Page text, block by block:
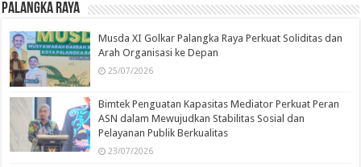
Palangka Raya
Musda XI Golkar Palangka Raya Perkuat Soliditas dan
Arah Organisasi ke Depan
25/07/2026
Bimtek Penguatan Kapasitas Mediator Perkuat Peran
ASN dalam Mewujudkan Stabilitas Sosial dan
Pelayanan Publik Berkualitas
23/07/2026